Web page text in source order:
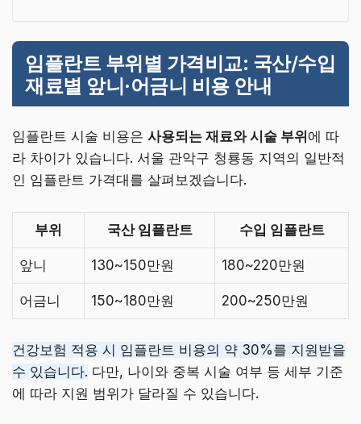
임플란트 부위별 가격비교: 국산/수입
재료별 앞니·어금니 비용 안내
임플란트 시술 비용은 사용되는 재료와 시술 부위 에 따
라 차이가 있습니다. 서울 관악구 청룡동 지역의 일반적
인 임플란트 가격대를 살펴보겠습니다.
부위 국산 임플란트 수입 임플란트
앞니 130~150만원 180~220만원
어금니 150~180만원 200~250만원
건강보험 적용 시 임플란트 비용의 약 30%를 지원받을
수 있습니다. 다만, 나이와 중복 시술 여부 등 세부 기준
에 따라 지원 범위가 달라질 수 있습니다.